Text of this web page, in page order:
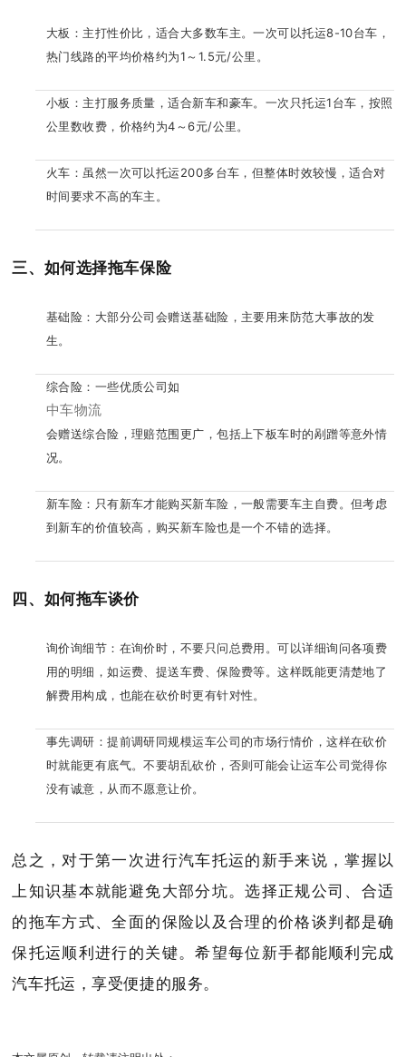
大板：主打性价比，适合大多数车主。一次可以托运8-10台车，
热门线路的平均价格约为1～1.5元/公里。
小板：主打服务质量，适合新车和豪车。一次只托运1台车，按照
公里数收费，价格约为4～6元/公里。
火车：虽然一次可以托运200多台车，但整体时效较慢，适合对
时间要求不高的车主。
三、如何选择拖车保险
基础险：大部分公司会赠送基础险，主要用来防范大事故的发
生。
综合险：一些优质公司如
中车物流
会赠送综合险，理赔范围更广，包括上下板车时的剐蹭等意外情
况。
新车险：只有新车才能购买新车险，一般需要车主自费。但考虑
到新车的价值较高，购买新车险也是一个不错的选择。
四、如何拖车谈价
询价询细节：在询价时，不要只问总费用。可以详细询问各项费
用的明细，如运费、提送车费、保险费等。这样既能更清楚地了
解费用构成，也能在砍价时更有针对性。
事先调研：提前调研同规模运车公司的市场行情价，这样在砍价
时就能更有底气。不要胡乱砍价，否则可能会让运车公司觉得你
没有诚意，从而不愿意让价。
总之，对于第一次进行汽车托运的新手来说，掌握以
上知识基本就能避免大部分坑。选择正规公司、合适
的拖车方式、全面的保险以及合理的价格谈判都是确
保托运顺利进行的关键。希望每位新手都能顺利完成
汽车托运，享受便捷的服务。